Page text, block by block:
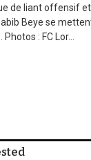
de liant offensif
Beye se
: FC Lor...